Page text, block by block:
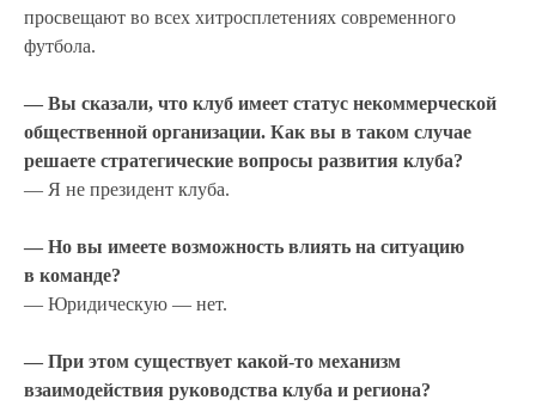
просвещают во всех хитросплетениях современного
футбола.
— Вы сказали, что клуб имеет статус некоммерческой
общественной организации. Как вы в таком случае
решаете стратегические вопросы развития клуба?
— Я не президент клуба.
— Но вы имеете возможность влиять на ситуацию
в команде?
— Юридическую — нет.
— При этом существует какой-то механизм
взаимодействия руководства клуба и региона?